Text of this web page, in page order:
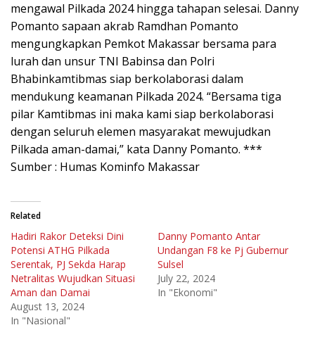
mengawal Pilkada 2024 hingga tahapan selesai. Danny
Pomanto sapaan akrab Ramdhan Pomanto
mengungkapkan Pemkot Makassar bersama para
lurah dan unsur TNI Babinsa dan Polri
Bhabinkamtibmas siap berkolaborasi dalam
mendukung keamanan Pilkada 2024. “Bersama tiga
pilar Kamtibmas ini maka kami siap berkolaborasi
dengan seluruh elemen masyarakat mewujudkan
Pilkada aman-damai,” kata Danny Pomanto. ***
Sumber : Humas Kominfo Makassar
Related
Hadiri Rakor Deteksi Dini
Potensi ATHG Pilkada
Serentak, PJ Sekda Harap
Netralitas Wujudkan Situasi
Aman dan Damai
August 13, 2024
In "Nasional"
Danny Pomanto Antar
Undangan F8 ke Pj Gubernur
Sulsel
July 22, 2024
In "Ekonomi"